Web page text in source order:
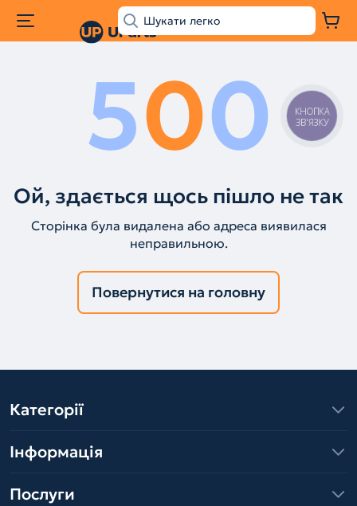
500
Ой, здається щось пішло не так
Сторінка була видалена або адреса виявилася
неправильною.
Повернутися на головну
Категорії
Інформація
Послуги
КНОПКА
ЗВ'ЯЗКУ